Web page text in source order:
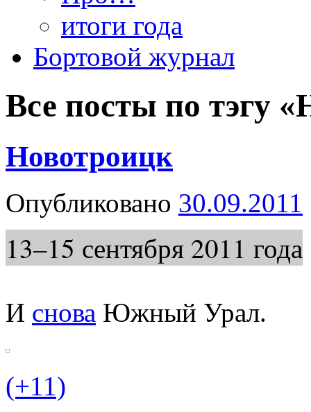
итоги года
Бортовой журнал
Все посты по тэгу «
Новотроицк
Опубликовано 30.09.2011
13–15 сентября 2011 года
И снова Южный Урал.
(+11)